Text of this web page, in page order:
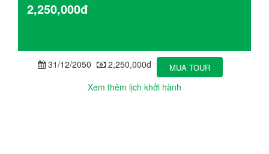
2,250,000đ
31/12/2050 2,250,000đ MUA TOUR
Xem thêm lịch khởi hành